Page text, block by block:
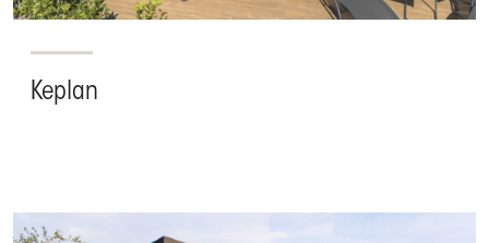
Keplan